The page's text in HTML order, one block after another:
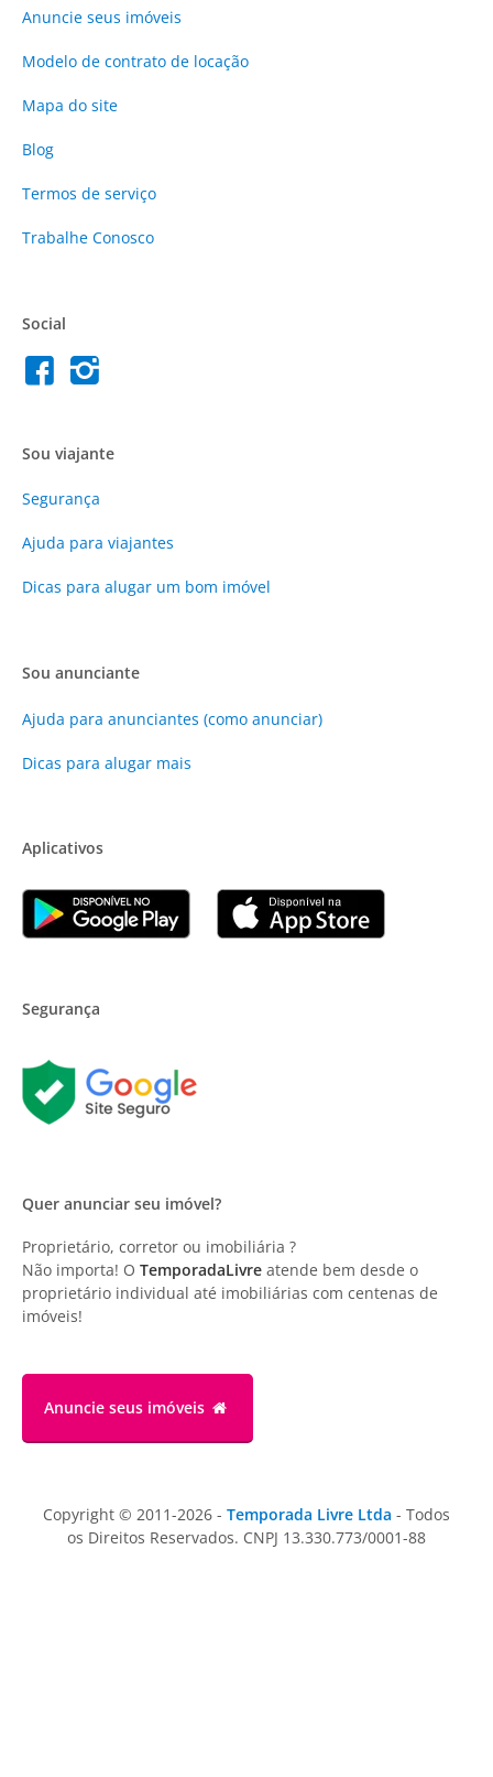
Anuncie seus imóveis
Modelo de contrato de locação
Mapa do site
Blog
Termos de serviço
Trabalhe Conosco
Social
Sou viajante
Segurança
Ajuda para viajantes
Dicas para alugar um bom imóvel
Sou anunciante
Ajuda para anunciantes (como anunciar)
Dicas para alugar mais
Aplicativos
Segurança
Quer anunciar seu imóvel?
Proprietário, corretor ou imobiliária ?
Não importa! O TemporadaLivre atende bem desde o
proprietário individual até imobiliárias com centenas de
imóveis!
Anuncie seus imóveis
Copyright © 2011-2026 - Temporada Livre Ltda - Todos
os Direitos Reservados. CNPJ 13.330.773/0001-88